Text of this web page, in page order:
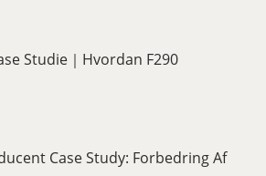
Studie｜Hvordan F290
Case Study: Forbedring Af